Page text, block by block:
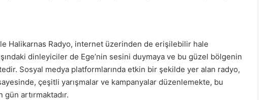
Halikarnas Radyo, internet üzerinden de erişilebilir hale
dinleyiciler de Ege’nin sesini duymaya ve bu güzel bölgenin
Sosyal medya platformlarında etkin bir şekilde yer alan radyo,
çeşitli yarışmalar ve kampanyalar düzenlemekte, bu
artırmaktadır.